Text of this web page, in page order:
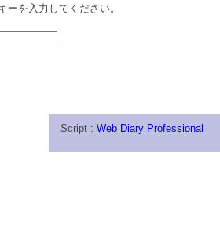
ーを入力してください。
Script : Web Diary Professional